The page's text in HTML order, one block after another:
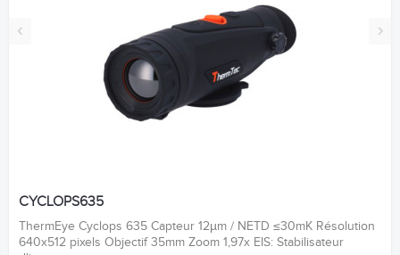
‹ ›
CYCLOPS635
ThermEye Cyclops 635 Capteur 12µm / NETD ≤30mK Résolution
640x512 pixels Objectif 35mm Zoom 1,97x EIS: Stabilisateur